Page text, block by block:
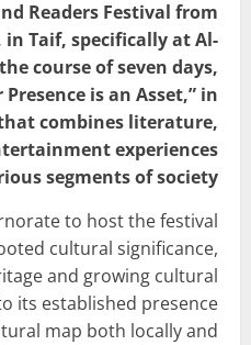
Readers Festival from
in Taif, specifically at Al-
course of seven days,
is an Asset,” in
combines literature,
experiences
segments of society.
to host the festival
cultural significance,
and growing cultural
its established presence
map both locally and